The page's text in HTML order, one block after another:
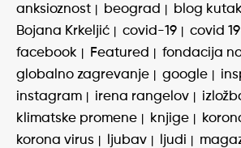
anksioznost beograd
blog kutak
Bojana Krkeljić
covid-19 covid 19
facebook
Featured
fondacija
globalno zagrevanje
google
instagram
irena rangelov
klimatske promene
knjige
korona virus
ljubav ljudi